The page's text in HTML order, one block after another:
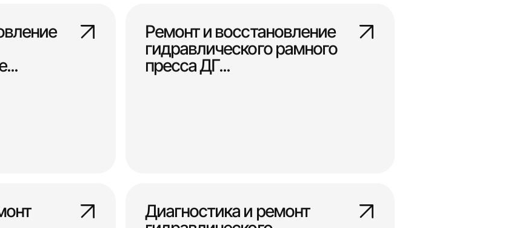
Ремонт и восстановление
гидравлического рамного
пресса ДГ...
Диагностика и ремонт